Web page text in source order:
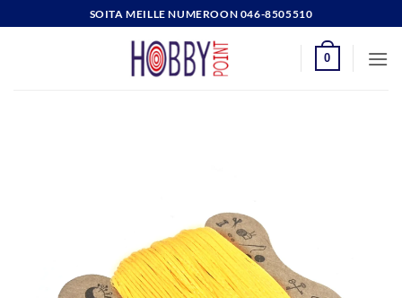
to
SOITA MEILLE NUMEROON 046-8505510
0